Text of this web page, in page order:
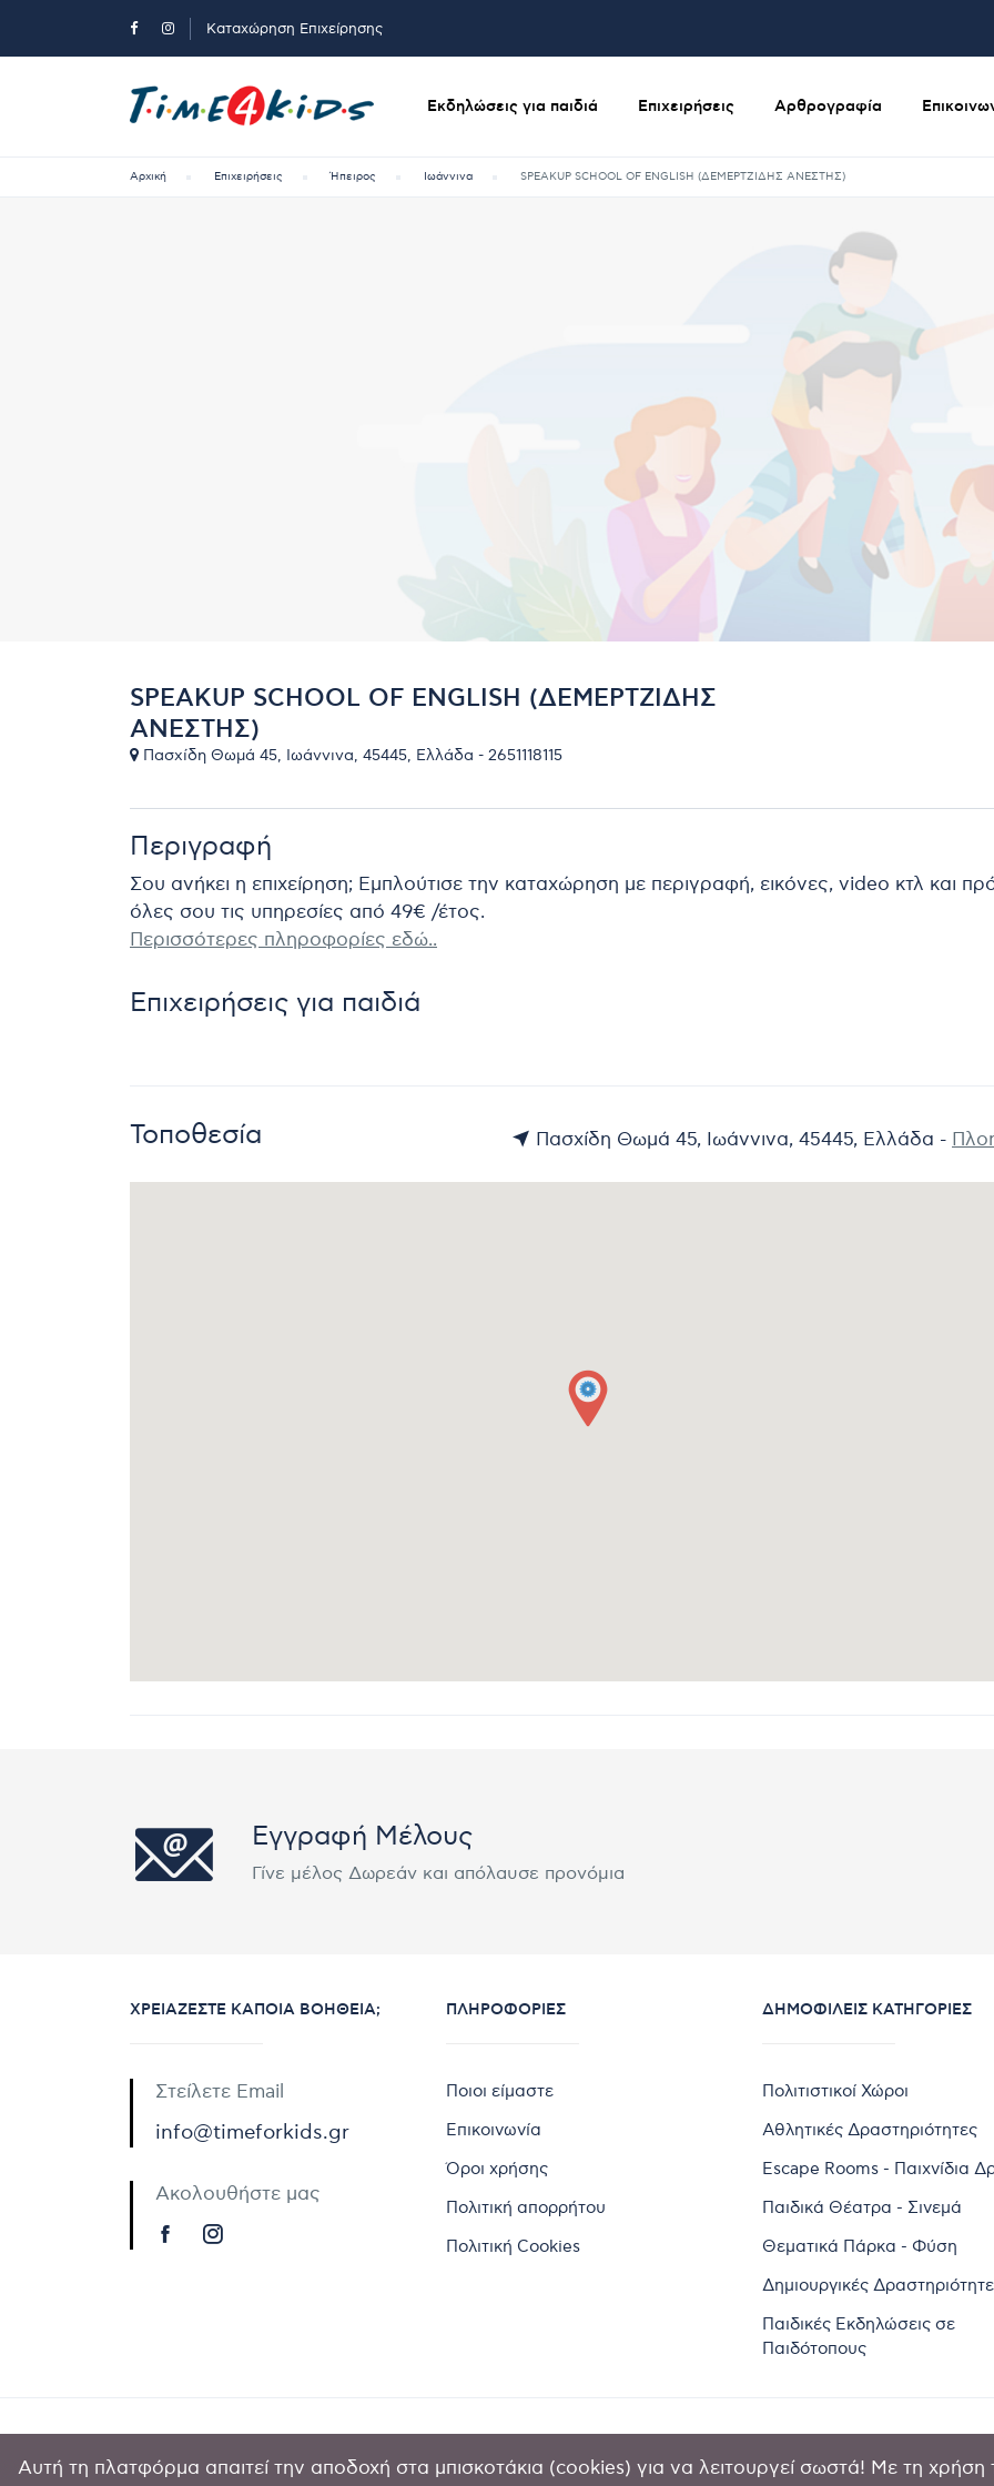
Καταχώρηση Επιχείρησης
Εκδηλώσεις για παιδιά Επιχειρήσεις Αρθρογραφία
Αρχική Επιχειρήσεις Ήπειρος Ιωάννινα SPEAKUP SCHOOL OF ENGLISH (ΔΕΜΕΡΤΖΙΔΗΣ ΑΝΕΣΤΗΣ)
SPEAKUP SCHOOL OF ENGLISH (ΔΕΜΕΡΤΖΙΔΗΣ
ΑΝΕΣΤΗΣ)
Πασχίδη Θωμά 45, Ιωάννινα, 45445, Ελλάδα - 2651118115
Περιγραφή
Σου ανήκει η επιχείρηση; Εμπλούτισε την καταχώρηση με περιγραφή, εικόνες, video κτλ και
όλες σου τις υπηρεσίες από 49€ /έτος.
Περισσότερες πληροφορίες εδώ..
Επιχειρήσεις για παιδιά
Τοποθεσία Πασχίδη Θωμά 45, Ιωάννινα, 45445, Ελλάδα -
Εγγραφή Μέλους
Γίνε μέλος Δωρεάν και απόλαυσε προνόμια
ΧΡΕΙΆΖΕΣΤΕ ΚΆΠΟΙΑ ΒΟΉΘΕΙΑ;
Στείλετε Email
info@timeforkids.gr
Ακολουθήστε μας
ΠΛΗΡΟΦΟΡΊΕΣ
Ποιοι είμαστε
Επικοινωνία
Όροι χρήσης
Πολιτική απορρήτου
Πολιτική Cookies
ΔΗΜΟΦΙΛΕΊΣ ΚΑΤΗΓΟΡΊΕΣ
Πολιτιστικοί Χώροι
Αθλητικές Δραστηριότητες
Escape Rooms - Παιχνίδια
Παιδικά Θέατρα - Σινεμά
Θεματικά Πάρκα - Φύση
Δημιουργικές
Παιδικές Εκδηλώσεις σε
Παιδότοπους
Copyright © 2024 by Goldensites
Αυτή τη πλατφόρμα απαιτεί την αποδοχή στα μπισκοτάκια (cookies) για να λειτουργεί σωστά! Με τη χρήση